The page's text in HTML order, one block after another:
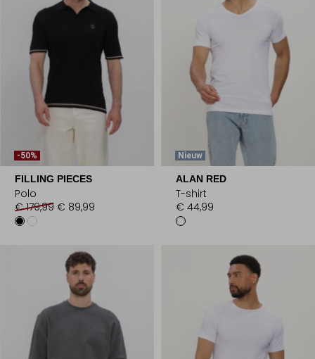
-50%
FILLING PIECES
Polo
€ 179,99 € 89,99
Nieuw
ALAN RED
T-shirt
€ 44,99